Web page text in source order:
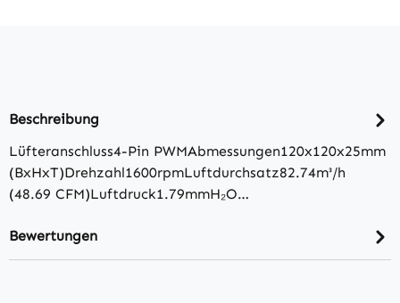
Beschreibung
Lüfteranschluss4-Pin PWMAbmessungen120x120x25mm
(BxHxT)Drehzahl1600rpmLuftdurchsatz82.74m³/​h
(48.69 CFM)Luftdruck1.79mmH₂O…
Bewertungen